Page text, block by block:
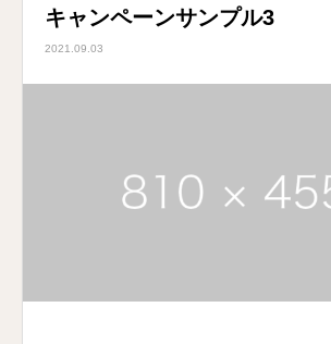
キャンペーンサンプル3
2021.09.03